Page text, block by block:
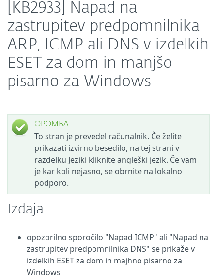
[KB2933] Napad na
zastrupitev predpomnilnika
ARP, ICMP ali DNS v izdelkih
ESET za dom in manjšo
pisarno za Windows
OPOMBA:
To stran je prevedel računalnik. Če želite
prikazati izvirno besedilo, na tej strani v
razdelku Jeziki kliknite angleški jezik. Če vam
je kar koli nejasno, se obrnite na lokalno
podporo.
Izdaja
opozorilno sporočilo "Napad ICMP" ali "Napad na
zastrupitev predpomnilnika DNS" se prikaže v
izdelkih ESET za dom in majhno pisarno za
Windows